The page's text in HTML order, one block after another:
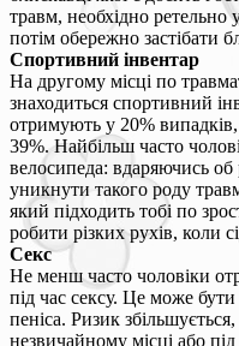
травм, необхідно ретельно
потім обережно застібати
Спортивний інвентар
На другому місці по
знаходиться спортивний
отримують у 20%
39%. Найбільш часто
велосипеда: вдаряючись
уникнути такого роду
який підходить тобі по
робити різких рухів, коли
Секс
Не менш часто чоловіки
під час сексу. Це може
пеніса. Ризик
незвичайному місці або